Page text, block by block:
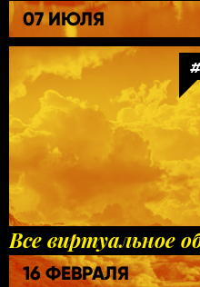
07 ИЮЛЯ
Все виртуальное
16 ФЕВРАЛЯ